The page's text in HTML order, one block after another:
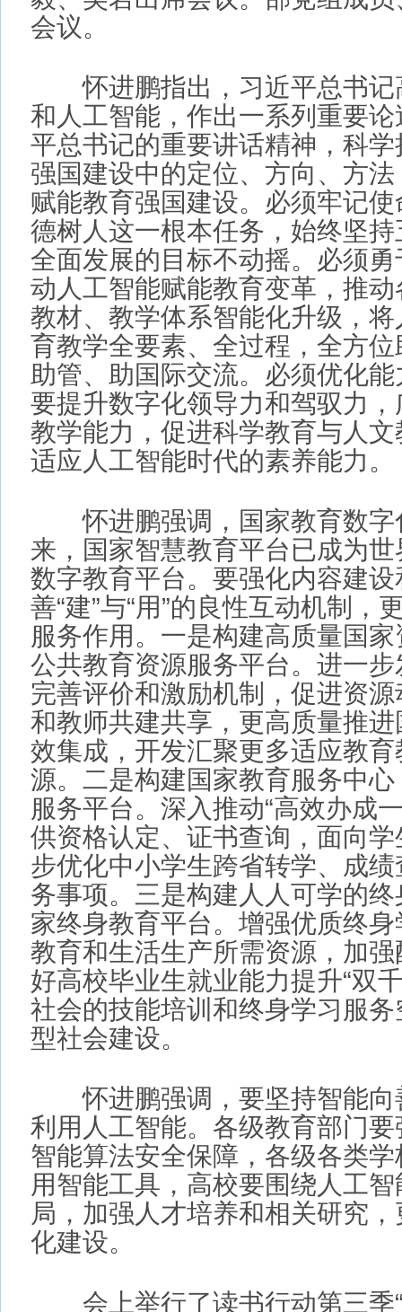
怀进鹏指出，习近平总书记高度
和人工智能，作出一系列重要论述
平总书记的重要讲话精神，科学把
强国建设中的定位、方向、方法，
赋能教育强国建设。必须牢记使命
德树人这一根本任务，始终坚持五
全面发展的目标不动摇。必须勇于
动人工智能赋能教育变革，推动各
教材、教学体系智能化升级，将人
育教学全要素、全过程，全方位助
助管、助国际交流。必须优化能力
要提升数字化领导力和驾驭力，广
教学能力，促进科学教育与人文教
适应人工智能时代的素养能力。
怀进鹏强调，国家教育数字化战
来，国家智慧教育平台已成为世界
数字教育平台。要强化内容建设和
服务作用。一是构建高质量国家资
公共教育资源服务平台。进一步发
完善评价和激励机制，促进资源动
和教师共建共享，更高质量推进国
效集成，开发汇聚更多适应教育教
源。二是构建国家教育服务中心，
服务平台。深入推动“高效办成一件
供资格认定、证书查询，面向学生
步优化中小学生跨省转学、成绩查
务事项。三是构建人人可学的终身
家终身教育平台。增强优质终身学
教育和生活生产所需资源，加强配
好高校毕业生就业能力提升“双千”
社会的技能培训和终身学习服务空
型社会建设。
怀进鹏强调，要坚持智能向善，
利用人工智能。各级教育部门要强
智能算法安全保障，各级各类学校
用智能工具，高校要围绕人工智能
局，加强人才培养和相关研究，更
会上举行了读书行动第三季“书
会，王嘉毅向部分中小学代表捐赠
人优秀主题书籍，福建师范大学附
教师代表介绍开展数字阅读与传统
教师代表发布“书香氛围”读书倡议
慧教育平台2.0智能版有关情况并发
工智能校长局长专题培训班讲授第